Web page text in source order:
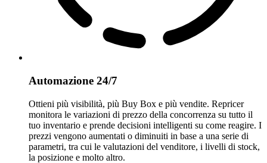
Automazione 24/7
Ottieni più visibilità, più Buy Box e più vendite. Repricer
monitora le variazioni di prezzo della concorrenza su tutto il
tuo inventario e prende decisioni intelligenti su come reagire. I
prezzi vengono aumentati o diminuiti in base a una serie di
parametri, tra cui le valutazioni del venditore, i livelli di stock,
la posizione e molto altro.